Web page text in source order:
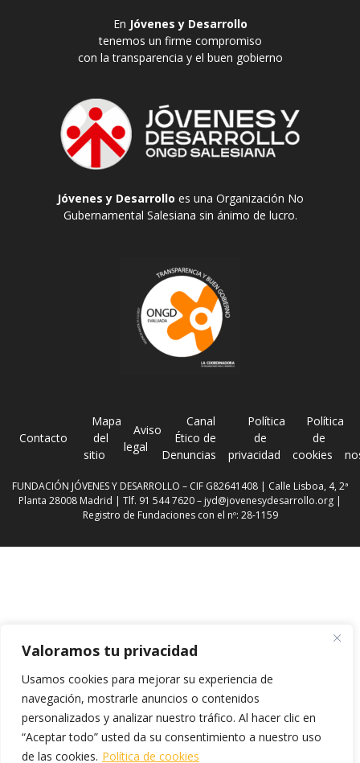
Valoramos tu privacidad
Usamos cookies para mejorar su experiencia de
navegación, mostrarle anuncios o contenidos
personalizados y analizar nuestro tráfico. Al hacer clic en
“Aceptar todo” usted da su consentimiento a nuestro uso
de las cookies. Política de cookies
En Jóvenes y Desarrollo
tenemos un firme compromiso
con la transparencia y el buen gobierno
Jóvenes y Desarrollo es una Organización No
Gubernamental Salesiana sin ánimo de lucro.
Contacto
Mapa
del
sitio
Aviso
legal
Canal
Ético de
Denuncias
Política
de
privacidad
Política
de
cookies
FUNDACIÓN JÓVENES Y DESARROLLO – CIF G82641408 | Calle Lisboa, 4, 2ª
Planta 28008 Madrid | Tlf. 91 544 7620 – jyd@jovenesydesarrollo.org |
Registro de Fundaciones con el nº: 28-1159